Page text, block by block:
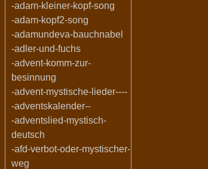
-adam-kleiner-kopf-song
-adam-kopf2-song
-adamundeva-bauchnabel
-adler-und-fuchs
-advent-komm-zur-
besinnung
-advent-mystische-lieder----
-adventskalender--
-adventslied-mystisch-
deutsch
-afd-verbot-oder-mystischer-
weg